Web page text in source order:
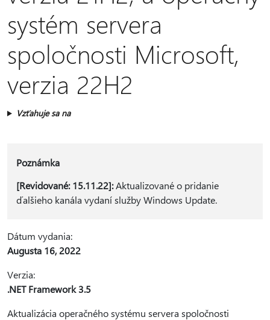
systém servera
spoločnosti Microsoft,
verzia 22H2
Vzťahuje sa na
Poznámka
[Revidované: 15.11.22]:Aktualizované o pridanie
ďalšieho kanála vydaní služby Windows Update.
Dátum vydania:
Augusta 16, 2022
Verzia:
.NET Framework 3.5
Aktualizácia operačného systému servera spoločnosti